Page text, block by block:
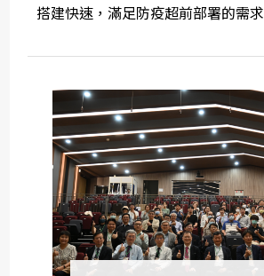
搭建快速，滿足防疫超前部署的需求